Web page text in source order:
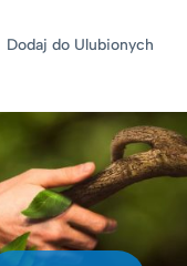
Dodaj do Ulubionych